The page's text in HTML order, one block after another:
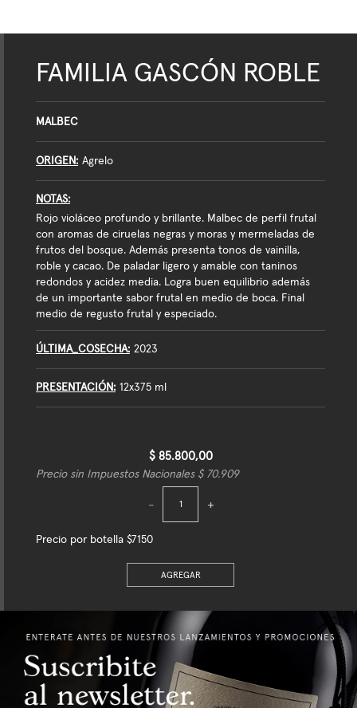
FAMILIA GASCÓN ROBLE
MALBEC
ORIGEN Agrelo
NOTAS
Rojo violáceo profundo y brillante. Malbec de perfil frutal
con aromas de ciruelas negras y moras y mermeladas de
frutos del bosque. Además presenta tonos de vainilla,
roble y cacao. De paladar ligero y amable con taninos
redondos y acidez media. Logra buen equilibrio además
de un importante sabor frutal en medio de boca. Final
medio de regusto frutal y especiado.
ÚLTIMA_COSECHA 2023
PRESENTACIÓN 12x375 ml
$ 85.800,00
Precio sin Impuestos Nacionales $ 70.909
+
-
Precio por botella $7150
AGREGAR